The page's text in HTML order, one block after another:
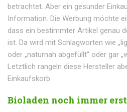
betrachtet. Aber ein gesunder
Information. Die Werbung möchte
dass ein bestimmter Artikel genau
ist. Da wird mit Schlagworten wie
oder „naturnah abgefüllt“ oder gar
Letztlich rangeln diese Hersteller
Einkaufskorb.
Bioladen noch immer